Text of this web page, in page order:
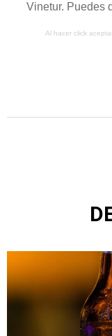
Vinetur. Puedes
Al hacer click